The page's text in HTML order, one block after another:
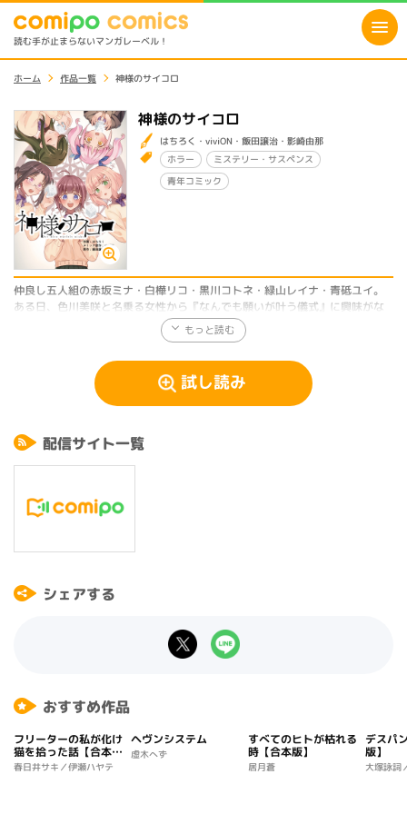
読む手が止まらないマンガレーベル！
ホーム 作品一覧 神様のサイコロ
神様のサイコロ
はちろく・viviON・飯田譲治・影崎由那
ホラー ミステリー・サスペンス
青年コミック
仲良し五人組の赤坂ミナ・白樺リコ・黒川コトネ・緑山レイナ・青砥ユイ。
ある日、色川美咲と名乗る女性から『なんでも願いが叶う儀式』に興味がな
軽い気持ちで乗った五人は、物々しい祭壇や魔法陣を前に期待を募らせる
「春休みの思い出づくりって考えたら悪くないじゃん？」と笑い合うミナた
ちだったが――？
飯田譲治原作「神様のサイコロ」を迫力ある筆致でコミカライズ。
怒濤の展開を見せるノンストップホラーミステリー！
試し読み
配信サイト一覧
シェアする
おすすめ作品
フリーターの私が化け
猫を拾った話【合本
版】
春日井サキ／伊瀬ハヤテ
ヘヴンシステム
虚木へず
すべてのヒトが枯れる
時【合本版】
居月蒼
デスパ
版】
大塚詠詞